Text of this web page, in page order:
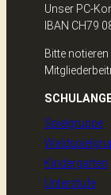
Unser PC-
IBAN CH79
Bitte
Spielgruppe
Kindergarten
Unterstufe